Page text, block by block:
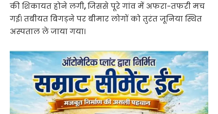
की शिकायत होने लगी,जिससे पूरे गांव में अफरा-तफरी मच
गई। तबीयत बिगड़ने पर बीमार लोगों को तुरंत जूनिया स्थित
अस्पताल ले जाया गया।